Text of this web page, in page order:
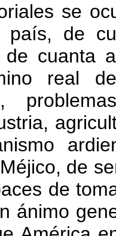
se
país, de
de cuanta
real
de
de
ánimo